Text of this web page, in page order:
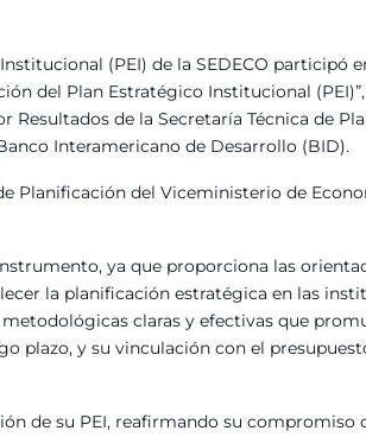
(PEI) de la SEDECO participó
del Plan Estratégico Institucional
de la Secretaría Técnica de
Interamericano de Desarrollo (BID).
Planificación del Viceministerio de
ya que proporciona las
la planificación estratégica en las
claras y efectivas que
plazo, y su vinculación con el
de su PEI, reafirmando su compromiso